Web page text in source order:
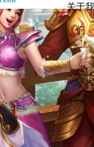
关于我
们